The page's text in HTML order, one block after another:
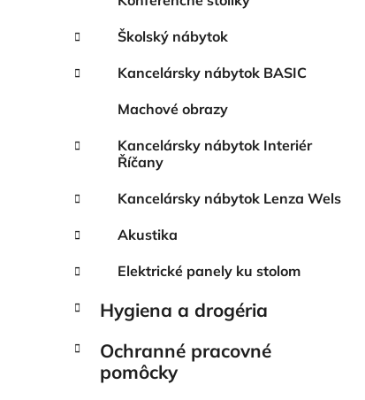
Školský nábytok
Kancelársky nábytok BASIC
Machové obrazy
Kancelársky nábytok Interiér
Říčany
Kancelársky nábytok Lenza Wels
Akustika
Elektrické panely ku stolom
Hygiena a drogéria
Ochranné pracovné
pomôcky